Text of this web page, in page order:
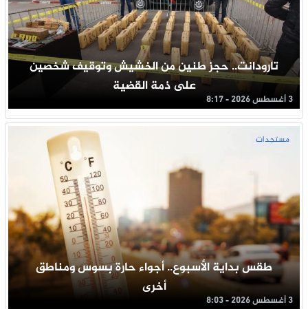
تارودانت.. حجز طنين من الخشيش وتوقيف شخصين
على ذمة القضية
3 أغسطس 2026 - 8:17
مستجدات
طقس بداية الأسبوع.. أجواء حارة بسوس ومناطق
أخرى
3 أغسطس 2026 - 8:03